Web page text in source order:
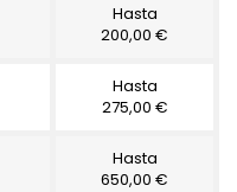
Hasta
200,00 €
Hasta
275,00 €
Hasta
650,00 €